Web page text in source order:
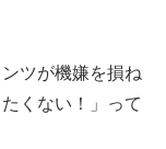
ツが機嫌を損ね
くない！」って